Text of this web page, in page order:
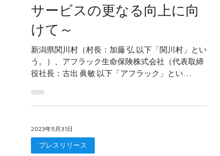
サービスの更なる向上に向
けて～
新潟県関川村（村長：加藤 弘 以下「関川村」とい
う。）、アフラック生命保険株式会社（代表取締
役社長：古出 眞敏 以下「アフラック」とい
デジタルオフィサー：藤田 正則 以下「ゼネラ」と
いう。）...
2023年5月31日
プレスリリース